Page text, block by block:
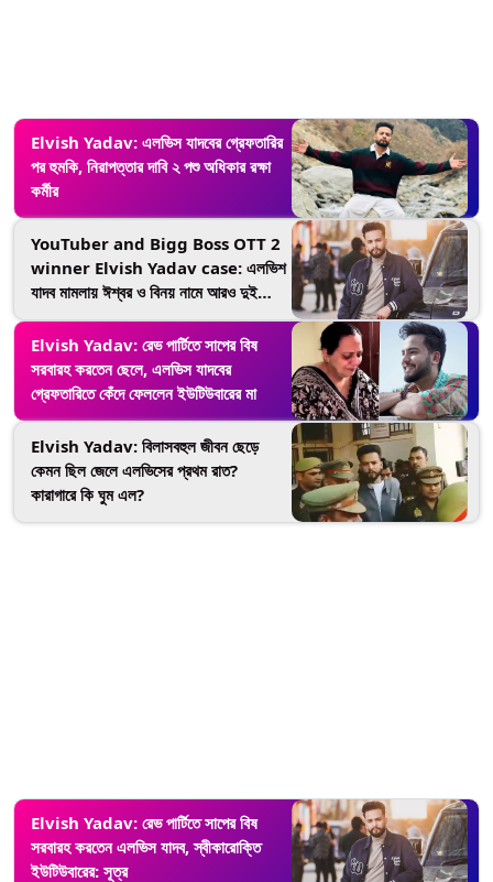
Elvish Yadav: এলভিস যাদবের গ্রেফতারির
পর হুমকি, নিরাপত্তার দাবি ২ পশু অধিকার রক্ষা
কর্মীর
YouTuber and Bigg Boss OTT 2
winner Elvish Yadav case: এলভিশ
যাদব মামলায় ঈশ্বর ও বিনয় নামে আরও দুই
অভিযুক্তকে গ্রেফতার, দুজনেই হরিয়ানার বাসিন্দা
জানাল নয়ডা পুলিশ
Elvish Yadav: রেভ পার্টিতে সাপের বিষ
সরবারহ করতেন ছেলে, এলভিস যাদবের
গ্রেফতারিতে কেঁদে ফেললেন ইউটিউবারের মা
Elvish Yadav: বিলাসবহুল জীবন ছেড়ে
কেমন ছিল জেলে এলভিসের প্রথম রাত?
কারাগারে কি ঘুম এল?
Elvish Yadav: রেভ পার্টিতে সাপের বিষ
সরবারহ করতেন এলভিস যাদব, স্বীকারোক্তি
ইউটিউবারের: সূত্র